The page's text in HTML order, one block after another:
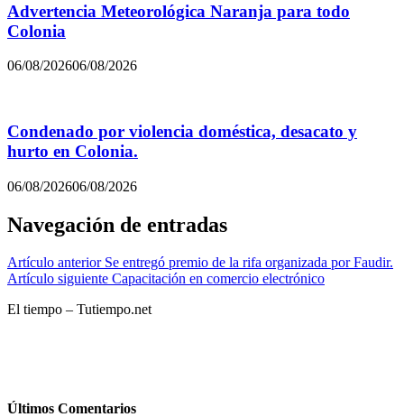
Advertencia Meteorológica Naranja para todo
Colonia
06/08/202606/08/2026
Condenado por violencia doméstica, desacato y
hurto en Colonia.
06/08/202606/08/2026
Navegación de entradas
Artículo anterior Se entregó premio de la rifa organizada por Faudir.
Artículo siguiente Capacitación en comercio electrónico
El tiempo – Tutiempo.net
Últimos Comentarios